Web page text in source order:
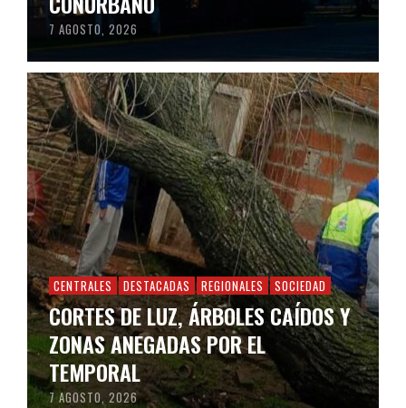
7 AGOSTO, 2026
CENTRALES DESTACADAS REGIONALES SOCIEDAD
CORTES DE LUZ, ÁRBOLES CAÍDOS Y
ZONAS ANEGADAS POR EL
TEMPORAL
7 AGOSTO, 2026